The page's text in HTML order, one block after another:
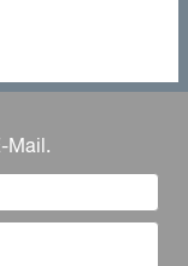
Mail.